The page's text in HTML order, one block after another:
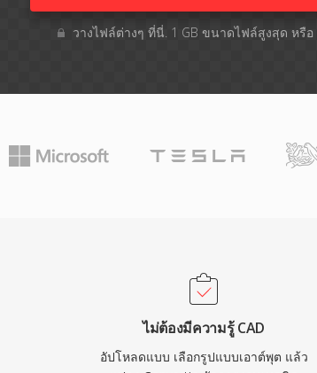
วางไฟล์ต่างๆ​ ที่นี่. 1 GB ขนาดไฟล์สูงสุด หรือ
ไม่ต้องมีความรู้ CAD
อัปโหลดแบบ เลือกรูปแบบเอาต์พุต แล้ว